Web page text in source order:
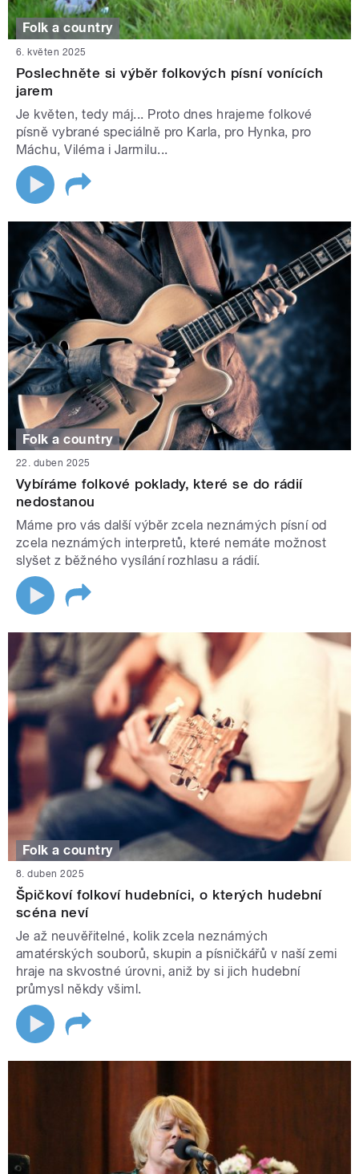
Folk a country
6. květen 2025
Poslechněte si výběr folkových písní vonících
jarem
Je květen, tedy máj... Proto dnes hrajeme folkové
písně vybrané speciálně pro Karla, pro Hynka, pro
Máchu, Viléma i Jarmilu...
Folk a country
22. duben 2025
Vybíráme folkové poklady, které se do rádií
nedostanou
Máme pro vás další výběr zcela neznámých písní od
zcela neznámých interpretů, které nemáte možnost
slyšet z běžného vysílání rozhlasu a rádií.
Folk a country
8. duben 2025
Špičkoví folkoví hudebníci, o kterých hudební
scéna neví
Je až neuvěřitelné, kolik zcela neznámých
amatérských souborů, skupin a písničkářů v naší zemi
hraje na skvostné úrovni, aniž by si jich hudební
průmysl někdy všiml.